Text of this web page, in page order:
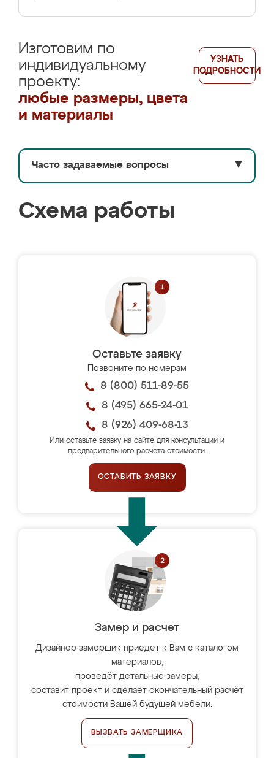
Изготовим по
индивидуальному
проекту:
любые размеры, цвета
и материалы
УЗНАТЬ
ПОДРОБНОСТИ
Часто задаваемые вопросы ▼
Схема работы
Оставьте заявку
Позвоните по номерам
8 (800) 511-89-55
8 (495) 665-24-01
8 (926) 409-68-13
Или оставьте заявку на сайте для консультации и
предварительного расчёта стоимости.
ОСТАВИТЬ ЗАЯВКУ
Замер и расчет
Дизайнер-замерщик приедет к Вам с каталогом
материалов,
проведёт детальные замеры,
составит проект и сделает окончательный расчёт
стоимости Вашей будущей мебели.
ВЫЗВАТЬ ЗАМЕРЩИКА